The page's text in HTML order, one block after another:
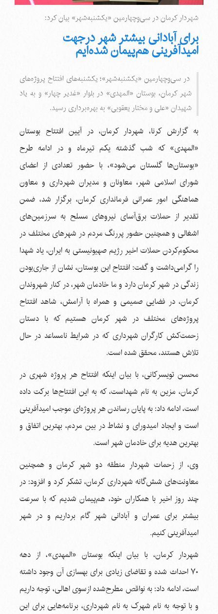
شهردار کرمان در سی‌وچهارمین «یکشنبه‌شهر» بیان کرد:
برای آبادانی بیشتر شهر درجهت
امیدآفرینی هم‌پیمان شده‌ایم
در سی‌وچهارمین «یکشنبه‌شهر»؛ یکشنبه‌های افتتاح پروژه‌های
‌شهر کرمان، بوستان «المهدی» در بلوار «غدیر چهار» و به یاد
شهیدان «علی و مختار یعقوبی» به بهره‌برداری رسید.
به گزارش کرنا، شهردار کرمان، در آیین افتتاح بوستان
«المهدی» که شب گذشته یکم تیرماه و در ادامه طرح
«بوستان‌ها گلستان می‌شود»، با حضور تعدادی از اعضای
شورای اسلامی شهر، معاونان و مدیران شهرداری و معاون
هماهنگی امور عمرانی فرمانداری کرمان، برگزار شد، ضمن
تقدیر از حملات برق‌آسای نیروهای مسلح به سرزمین‌های
اشغالی و همچنین حضور پررنگ مردم در شهرهای مختلف در
محکوم‌کردن حملات اخیر رژیم صهیونیستی به ایران، یاد شهدا
را گرامی‌داشت و گفت: افتتاح این بوستان، نشان از جاری‌بودن
زندگی در شهر کرمان دارد و ما خادمان شهر، در کنار شهروندان
کرمان، در فضایی صمیمی و همراه با آرامش، شاهد افتتاح‌
پروژه‌های مختلف در شهر کرمان هستیم که با دستان
زحمت‌کش کارگران شهرداری که در شرایط نامساعد در حال
تلاش هستند، محقق شده است.
محسن تویسرکانی، با بیان اینکه افتتاح هر پروژه‌ شهری در
کرمان، مزین به نام شهداست، که به این افتتاح‌ها برکت داده
است، ادامه داد: به پایان رساندن هر پروژه‌ای موجب امیدآفرینی
است و ایجاد امیدورای و نشاط در بین مردم، بهترین اتفاق و
بهترین هدیه برای خادمان شهر است.
وی، از زحمات شهردار منطقه دو شهر کرمان و همچنین
معاونت‌های شش‌گانه شهرداری کرمان، تشکر کرد و افزود: در
چند روز اخیر با همکاران خود، هم‌پیمان شدیم که با سرعت
بیشتر برای عمران و آبادانی شهر گام برداریم و در شهر
امید‌آفرینی کنیم.
شهردار کرمان، با بیان اینکه بوستان «المهدی»، از دهه
۷۰ احداث شده و تقاضای زیادی برای بهسازی آن وجود داشته
است، ادامه داد: به نواقص مطرح‌شده ازسوی اهالی، توجه داریم
و با توجه به نام شهرک به نام شهرداری، برنامه‌هایی برای این